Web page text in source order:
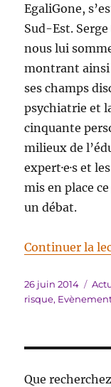
EgaliGone,
Sud-Est.
nous lui
montrant ainsi
ses champs
psychiatrie et
cinquante
milieux de
expert·e·s et
mis en place
un débat.
Continuer la
Publié
le
26 juin 2014
risque,
Que